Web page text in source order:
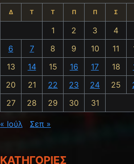
Δ Τ Τ Π Π Σ
1 2 3 4
6
7 8 9 10 11
13
14 15 16 17 18
20
21 22 23 24 25
27
28 29 30 31
« Ιούλ Σεπ »
KΑΤΗΓΟΡΊΕΣ